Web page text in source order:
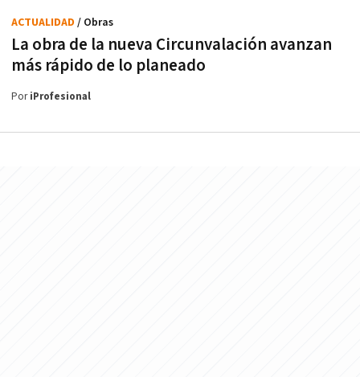
La obra de la nueva Circunvalación avanzan
más rápido de lo planeado
ACTUALIDAD / Obras
PoriProfesional